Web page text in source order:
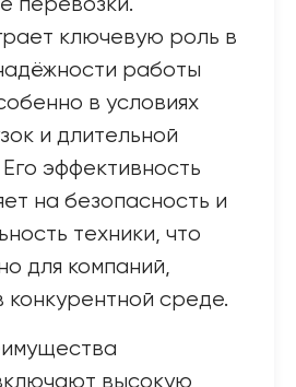
перевозки.
ключевую роль в
работы
в условиях
и длительной
эффективность
на безопасность и
техники, что
для компаний,
среде.
высокую